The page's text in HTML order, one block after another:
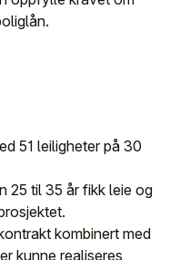
51 leiligheter på 30
25 til 35 år fikk leie og
kombinert med
kunne realiseres